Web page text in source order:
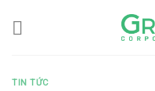
TIN TỨC